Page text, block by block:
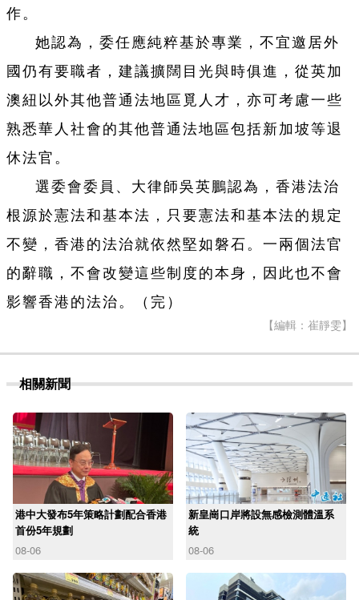
作。
她認為，委任應純粹基於專業，不宜邀居外
國仍有要職者，建議擴闊目光與時俱進，從英加
澳紐以外其他普通法地區覓人才，亦可考慮一些
熟悉華人社會的其他普通法地區包括新加坡等退
休法官。
選委會委員、大律師吳英鵬認為，香港法治
根源於憲法和基本法，只要憲法和基本法的規定
不變，香港的法治就依然堅如磐石。一兩個法官
的辭職，不會改變這些制度的本身，因此也不會
影響香港的法治。（完）
【編輯：崔靜雯】
相關新聞
港中大發布5年策略計劃配合香港
首份5年規劃
08-06
新皇崗口岸將設無感檢測體溫系
統
08-06